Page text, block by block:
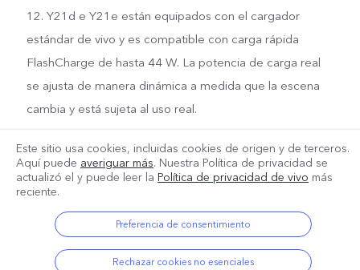
12. Y21d e Y21e están equipados con el cargador
estándar de vivo y es compatible con carga rápida
FlashCharge de hasta 44 W. La potencia de carga real
se ajusta de manera dinámica a medida que la escena
cambia y está sujeta al uso real.
Este sitio usa cookies, incluidas cookies de origen y de terceros.
Aquí puede averiguar más. Nuestra Política de privacidad se
actualizó el y puede leer la Política de privacidad de vivo más
reciente.
Preferencia de consentimiento
Rechazar cookies no esenciales